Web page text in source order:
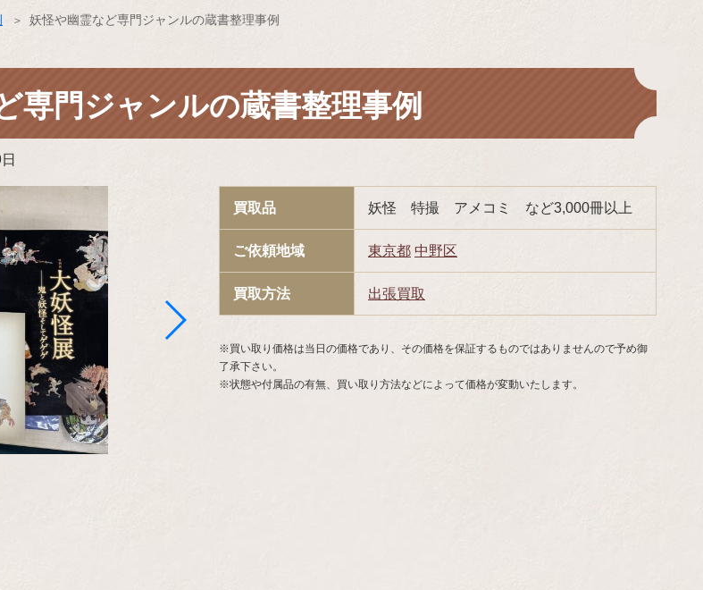
妖怪や幽霊など専門ジャンルの蔵書整理事例
専門ジャンルの蔵書整理事例
買取品 妖怪 特撮 アメコミ など3,000冊以上
ご依頼地域 東京都 中野区
買取方法 出張買取
※買い取り価格は当日の価格であり、その価格を保証するものではありませんので予め御
了承下さい。
※状態や付属品の有無、買い取り方法などによって価格が変動いたします。